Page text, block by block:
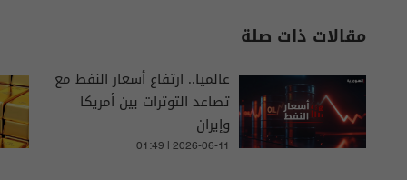
مقالات ذات صلة
عالميا.. ارتفاع أسعار النفط مع
تصاعد التوترات بين أمريكا
وإيران
01:49 | 2026-06-11